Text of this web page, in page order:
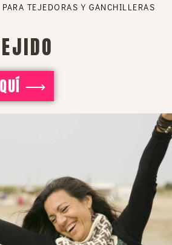
TEJEDORAS Y GANCHILLERAS
⟶